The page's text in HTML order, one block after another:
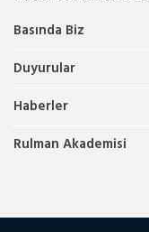
Basında Biz
Duyurular
Haberler
Rulman Akademisi